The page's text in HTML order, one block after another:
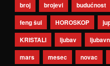
broj
brojevi budućnost
feng šui
HOROSKOP
KRISTALI
ljubav
mars
mesec novac